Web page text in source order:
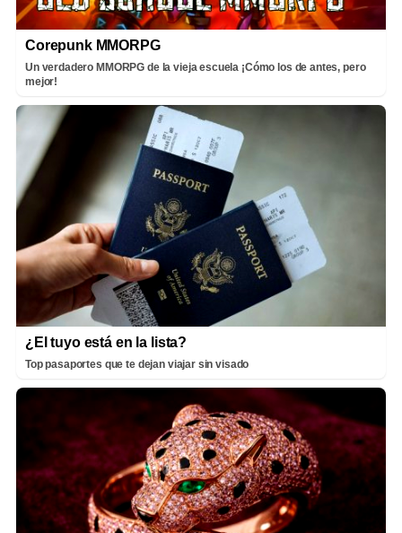
Corepunk MMORPG
Un verdadero MMORPG de la vieja escuela ¡Cómo los de antes, pero
mejor!
¿El tuyo está en la lista?
Top pasaportes que te dejan viajar sin visado